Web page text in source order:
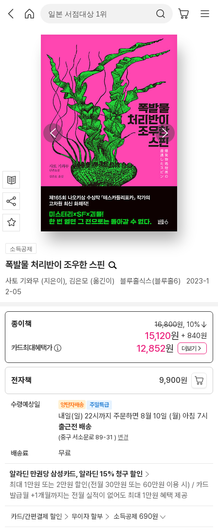
소득공제
폭발물 처리반이 조우한 스핀
사토 기와무 (지은이), 김은모 (옮긴이) 블루홀식스(블루홀6) 2023-1
2-05
종이책 16,800원, 10%
15,120원 + 840원
카드최대혜택가
12,852원 더보기
전자책 9,900원
수령예상일 양탄자배송 주말특급
내일(일) 22시까지 주문하면 8월 10일 (월) 아침 7시
출근전 배송
(중구 서소문로 89-31 ) 변경
배송료 무료
알라딘 만권당 삼성카드, 알라딘 15% 청구 할인
최대 1만원 또는 2만원 할인(전월 30만원 또는 60만원 이용 시) / 카드
발급월 +1개월까지는 전월 실적이 없어도 최대 1만원 혜택 제공
카드/간편결제 할인 무이자 할부 소득공제 690원